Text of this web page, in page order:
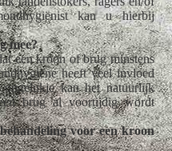
kan u hierbij
mee?
een kroon of brug minstens
heeft veel invloed
kan het natuurlijk
brug al voortijdig wordt
voor een kroon